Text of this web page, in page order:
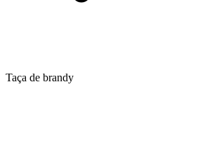
Taça de brandy